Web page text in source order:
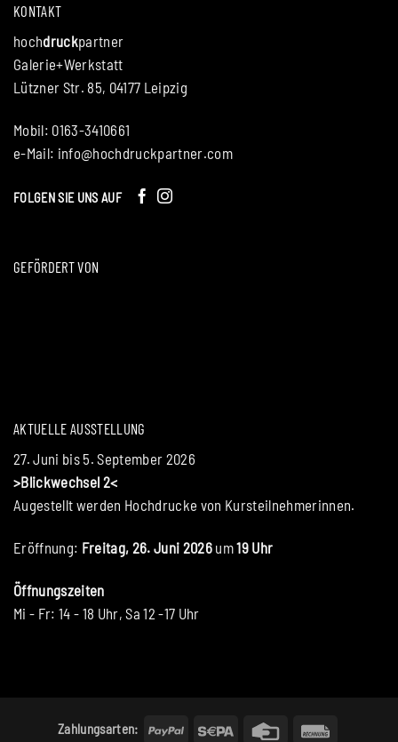
KONTAKT
hochdruckpartner
Galerie+Werkstatt
Lützner Str. 85, 04177 Leipzig
Mobil: 0163-3410661
e-Mail: info@hochdruckpartner.com
FOLGEN SIE UNS AUF
GEFÖRDERT VON
AKTUELLE AUSSTELLUNG
27. Juni bis 5. September 2026
>Blickwechsel 2<
Augestellt werden Hochdrucke von Kursteilnehmerinnen.
Eröffnung: Freitag, 26. Juni 2026 um19 Uhr
Öffnungszeiten
Mi - Fr: 14 - 18 Uhr, Sa 12 -17 Uhr
Zahlungsarten: PayPal Sepa
Credit